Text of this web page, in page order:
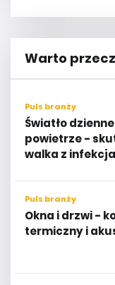
Warto
Puls branży
Światło
powietrze -
walka z
Puls branży
Okna i drzwi -
termiczny i